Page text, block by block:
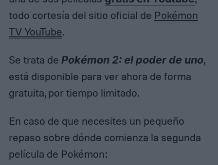
todo cortesía del sitio oficial de Pokémon
TV YouTube.
Se trata de Pokémon 2: el poder de uno,
está disponible para ver ahora de forma
gratuita, por tiempo limitado.
En caso de que necesites un pequeño
repaso sobre dónde comienza la segunda
película de Pokémon: